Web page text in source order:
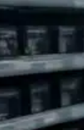
Vous souhaitez un
Partenaire
de soi-même pour se
Vous bénéficiez :​
d’une
d’opportunités
d’une
d’un emploi